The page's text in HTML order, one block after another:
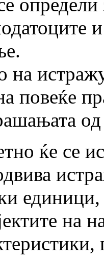
определи
на
повеќе
ќе се
единици,
на